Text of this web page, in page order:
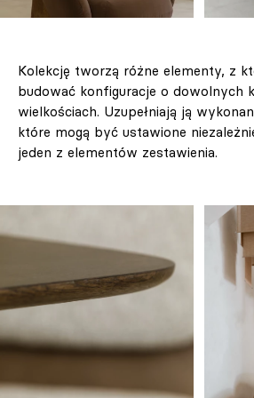
Kolekcję tworzą różne elementy, z
budować konfiguracje o dowolnych
wielkościach. Uzupełniają ją
które mogą być ustawione
jeden z elementów zestawienia.